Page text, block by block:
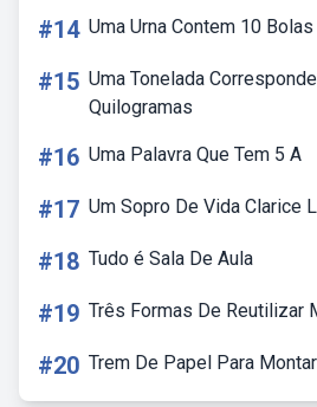
#14 Uma Urna Contem 10 Bolas
#15 Uma Tonelada
Quilogramas
#16 Uma Palavra Que Tem 5 A
#17 Um Sopro De Vida Clarice
#18 Tudo é Sala De Aula
#19 Três Formas De Reutilizar
#20 Trem De Papel Para